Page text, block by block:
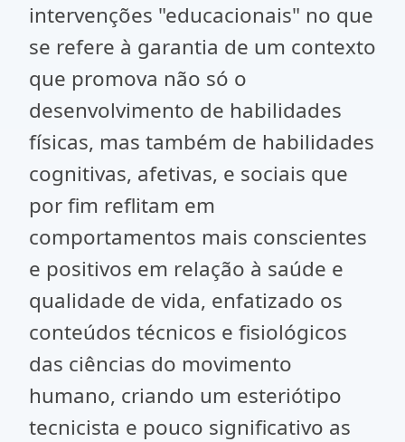
intervenções "educacionais" no que
se refere à garantia de um contexto
que promova não só o
desenvolvimento de habilidades
físicas, mas também de habilidades
cognitivas, afetivas, e sociais que
por fim reflitam em
comportamentos mais conscientes
e positivos em relação à saúde e
qualidade de vida, enfatizado os
conteúdos técnicos e fisiológicos
das ciências do movimento
humano, criando um esteriótipo
tecnicista e pouco significativo as